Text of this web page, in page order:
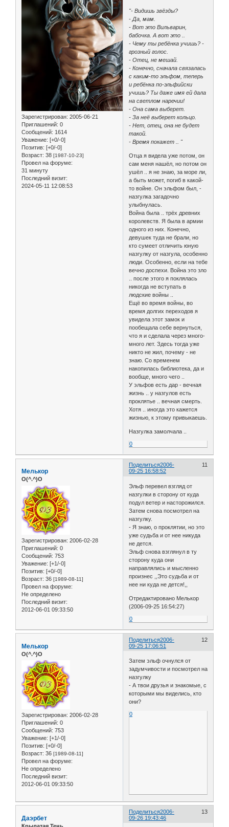
Зарегистрирован: 2005-06-21
Приглашений: 0
Сообщений: 1614
Уважение: [+0/-0]
Позитив: [+0/-0]
Возраст: 38 [1987-10-23]
Провел на форуме:
31 минуту
Последний визит:
2024-05-11 12:08:53
"- Видишь звёзды?
- Да, мам.
- Вот это Вильварин,
бабочка. А вот это ..
- Чему ты ребёнка учишь? -
грозный голос.
- Отец, не мешай.
- Конечно, сначала связалась
с каким-то эльфом, теперь
и ребёнка по-эльфийски
учишь? Ты даже имя ей дала
на светлом наречии!
- Она сама выберет.
- За неё выберет кольцо.
- Нет, отец, она не будет
такой.
- Время покажет .. "
Отца я видела уже потом, он
сам меня нашёл, но потом он
ушёл .. я не знаю, за море ли,
а быть может, погиб в какой-
то войне. Он эльфом был, -
назгулка загадочно
улыбнулась.
Война была .. трёх древних
королевств. Я была в армии
одного из них. Конечно,
девушек туда не брали, но
кто сумеет отличить юную
назгулку от назгула, особенно
люди. Особенно, если на тебе
вечно доспехи. Война это зло
.. после этого я поклялась
никогда не вступать в
людские войны ..
Ещё во время войны, во
время долгих переходов я
увидела этот замок и
пообещала себе вернуться,
что я и сделала через много-
много лет. Здесь тогда уже
никто не жил, почему - не
знаю. Со временем
накопилась библиотека, да и
вообще, много чего ..
У эльфов есть дар - вечная
жизнь .. у назгулов есть
проклятье .. вечная смерть.
Хотя .. иногда это кажется
жизнью, к этому привыкаешь.
Назгулка замолчала ..
0
Поделиться 11
2006-
09-25 16:58:52
Мелькор
O(^.^)O
Зарегистрирован: 2006-02-28
Приглашений: 0
Сообщений: 753
Уважение: [+1/-0]
Позитив: [+0/-0]
Возраст: 36 [1989-08-11]
Провел на форуме:
Не определено
Последний визит:
2012-06-01 09:33:50
Эльф перевел взгляд от
назгулки в сторону от куда
подул ветер и насторожился.
Затем снова посмотрел на
назгулку.
- Я знаю, о проклятии, но это
уже судьба и от нее никуда
не дется.
Эльф снова взглянул в ту
сторону куда они
направлялись и мысленно
произнес ,,Это судьба и от
нее ни куда не дется!,,
Отредактировано Мелькор
(2006-09-25 16:54:27)
0
Поделиться 12
2006-
09-25 17:06:51
Мелькор
O(^.^)O
Зарегистрирован: 2006-02-28
Приглашений: 0
Сообщений: 753
Уважение: [+1/-0]
Позитив: [+0/-0]
Возраст: 36 [1989-08-11]
Провел на форуме:
Не определено
Последний визит:
2012-06-01 09:33:50
Затем эльф очнулся от
задумчивости и посмотрел на
назгулку
- А твои друзья и знакомые, с
которыми мы виделись, кто
они?
0
Поделиться 13
2006-
09-26 19:43:46
Даэрбет